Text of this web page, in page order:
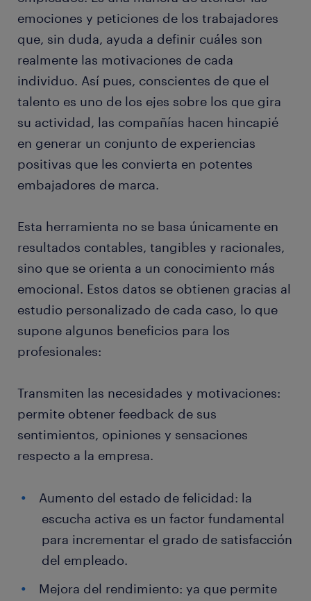
emociones y peticiones de los trabajadores
que, sin duda, ayuda a definir cuáles son
realmente las motivaciones de cada
individuo. Así pues, conscientes de que el
talento es uno de los ejes sobre los que gira
su actividad, las compañías hacen hincapié
en generar un conjunto de experiencias
positivas que les convierta en potentes
embajadores de marca.
Esta herramienta no se basa únicamente en
resultados contables, tangibles y racionales,
sino que se orienta a un conocimiento más
emocional. Estos datos se obtienen gracias al
estudio personalizado de cada caso, lo que
supone algunos beneficios para los
profesionales:
Transmiten las necesidades y motivaciones:
permite obtener feedback de sus
sentimientos, opiniones y sensaciones
respecto a la empresa.
Aumento del estado de felicidad: la
escucha activa es un factor fundamental
para incrementar el grado de satisfacción
del empleado.
Mejora del rendimiento: ya que permite